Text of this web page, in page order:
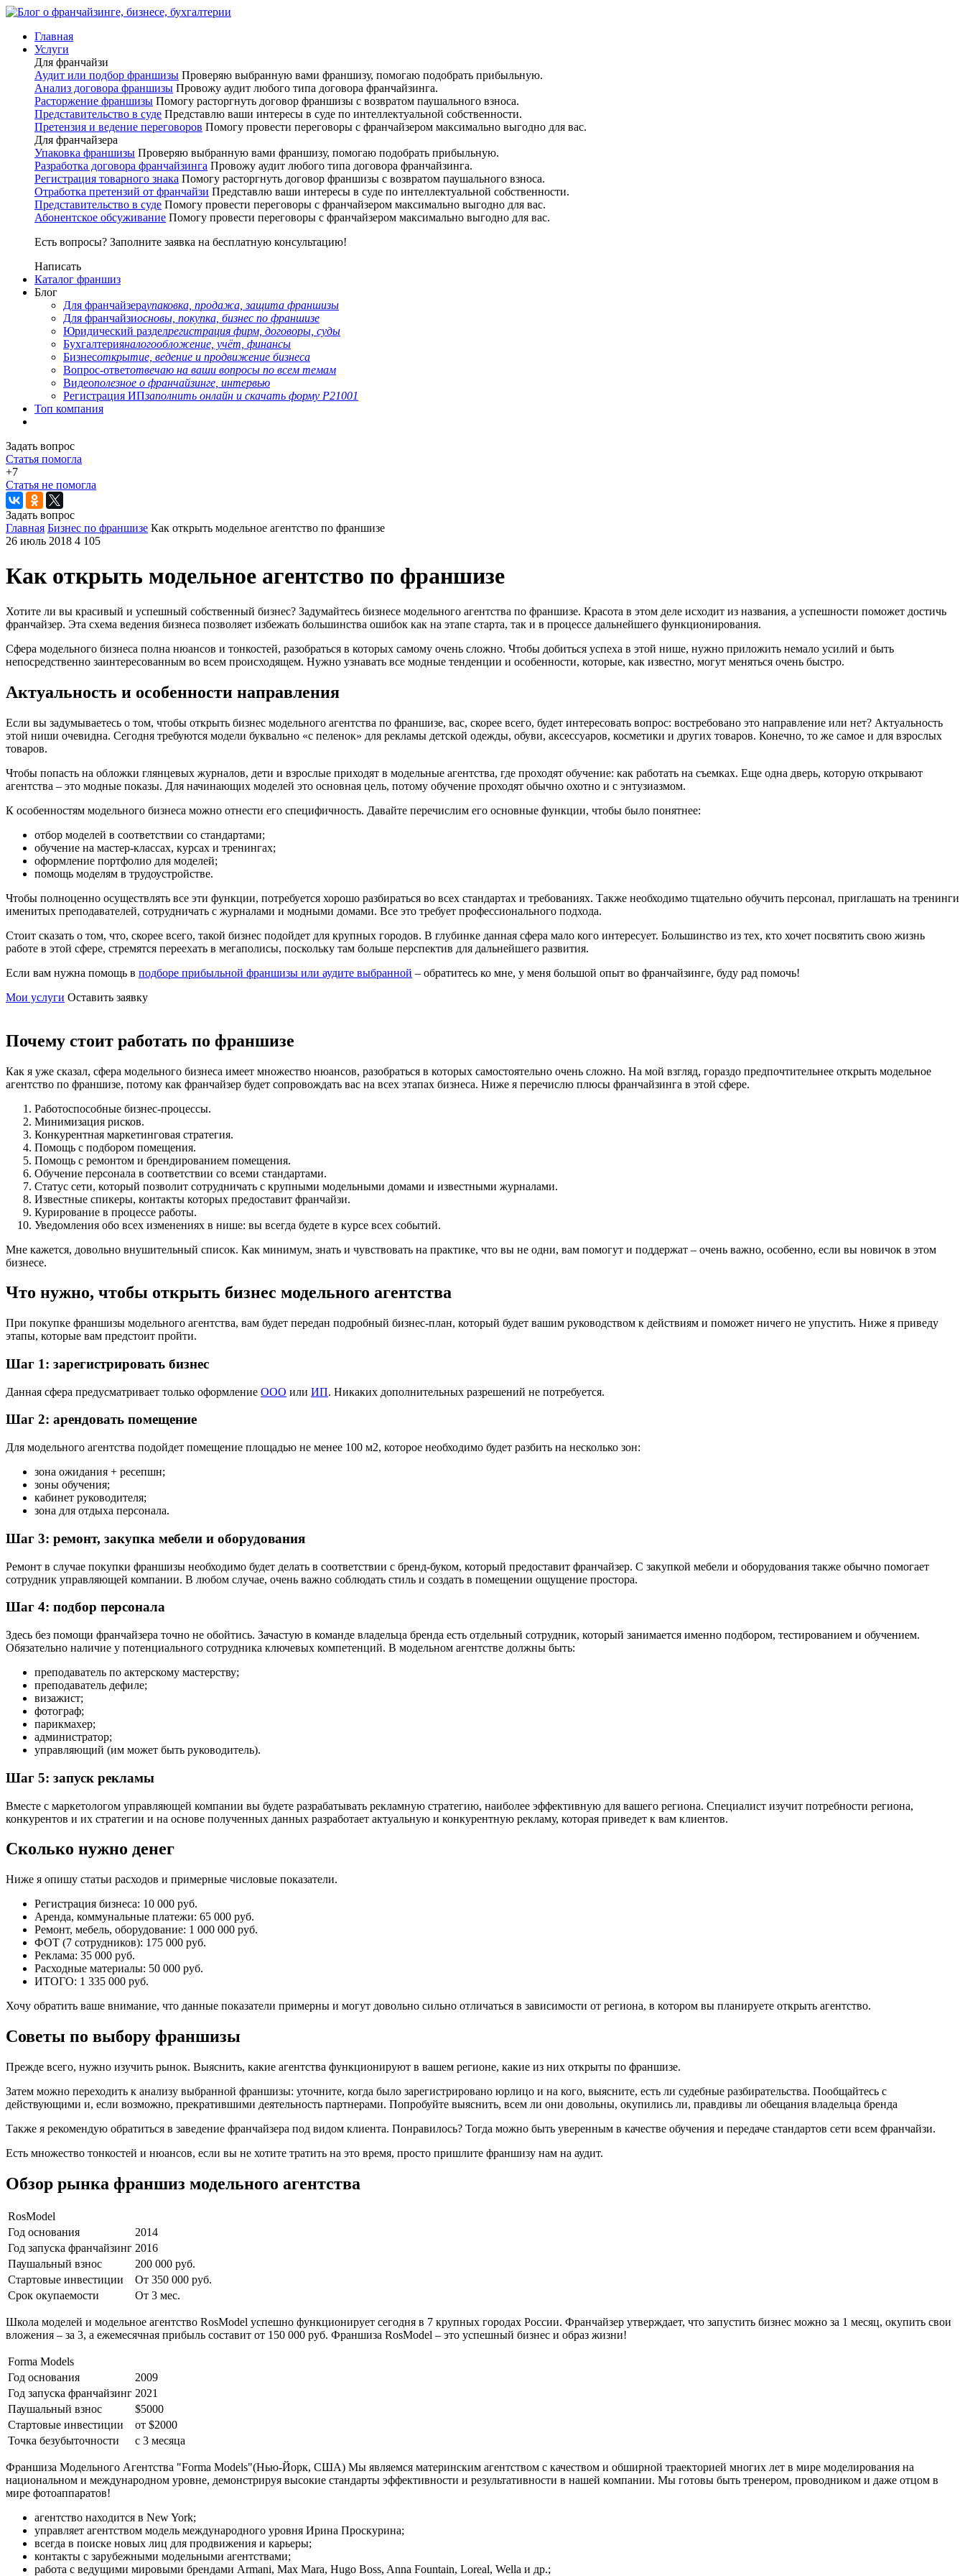
Главная
Услуги
Для франчайзи
Аудит или подбор франшизы Проверяю выбранную вами франшизу, помогаю подобрать прибыльную.
Анализ договора франшизы Провожу аудит любого типа договора франчайзинга.
Расторжение франшизы Помогу расторгнуть договор франшизы с возвратом паушального взноса.
Представительство в суде Представлю ваши интересы в суде по интеллектуальной собственности.
Претензия и ведение переговоров Помогу провести переговоры с франчайзером максимально выгодно для вас.
Для франчайзера
Упаковка франшизы Проверяю выбранную вами франшизу, помогаю подобрать прибыльную.
Разработка договора франчайзинга Провожу аудит любого типа договора франчайзинга.
Регистрация товарного знака Помогу расторгнуть договор франшизы с возвратом паушального взноса.
Отработка претензий от франчайзи Представлю ваши интересы в суде по интеллектуальной собственности.
Представительство в суде Помогу провести переговоры с франчайзером максимально выгодно для вас.
Абонентское обсуживание Помогу провести переговоры с франчайзером максимально выгодно для вас.
Есть вопросы? Заполните заявка на бесплатную консультацию!
Написать
Каталог франшиз
Блог
Для франчайзераупаковка, продажа, защита франшизы
Для франчайзиосновы, покупка, бизнес по франшизе
Юридический разделрегистрация фирм, договоры, суды
Бухгалтерияналогообложение, учёт, финансы
Бизнесоткрытие, ведение и продвижение бизнеса
Вопрос-ответотвечаю на ваши вопросы по всем темам
Видеополезное о франчайзинге, интервью
Регистрация ИПзаполнить онлайн и скачать форму Р21001
Топ компания
Задать вопрос
Статья помогла
+7
Статья не помогла
Задать вопрос
Главная Бизнес по франшизе Как открыть модельное агентство по франшизе
26 июль 2018 4 105
Как открыть модельное агентство по франшизе
Хотите ли вы красивый и успешный собственный бизнес? Задумайтесь бизнесе модельного агентства по франшизе. Красота в этом деле исходит из названия, а успешности поможет достичь
франчайзер. Эта схема ведения бизнеса позволяет избежать большинства ошибок как на этапе старта, так и в процессе дальнейшего функционирования.
Сфера модельного бизнеса полна нюансов и тонкостей, разобраться в которых самому очень сложно. Чтобы добиться успеха в этой нише, нужно приложить немало усилий и быть
непосредственно заинтересованным во всем происходящем. Нужно узнавать все модные тенденции и особенности, которые, как известно, могут меняться очень быстро.
Актуальность и особенности направления
Если вы задумываетесь о том, чтобы открыть бизнес модельного агентства по франшизе, вас, скорее всего, будет интересовать вопрос: востребовано это направление или нет? Актуальность
этой ниши очевидна. Сегодня требуются модели буквально «с пеленок» для рекламы детской одежды, обуви, аксессуаров, косметики и других товаров. Конечно, то же самое и для взрослых
товаров.
Чтобы попасть на обложки глянцевых журналов, дети и взрослые приходят в модельные агентства, где проходят обучение: как работать на съемках. Еще одна дверь, которую открывают
агентства – это модные показы. Для начинающих моделей это основная цель, потому обучение проходят обычно охотно и с энтузиазмом.
К особенностям модельного бизнеса можно отнести его специфичность. Давайте перечислим его основные функции, чтобы было понятнее:
отбор моделей в соответствии со стандартами;
обучение на мастер-классах, курсах и тренингах;
оформление портфолио для моделей;
помощь моделям в трудоустройстве.
Чтобы полноценно осуществлять все эти функции, потребуется хорошо разбираться во всех стандартах и требованиях. Также необходимо тщательно обучить персонал, приглашать на тренинги
именитых преподавателей, сотрудничать с журналами и модными домами. Все это требует профессионального подхода.
Стоит сказать о том, что, скорее всего, такой бизнес подойдет для крупных городов. В глубинке данная сфера мало кого интересует. Большинство из тех, кто хочет посвятить свою жизнь
работе в этой сфере, стремятся переехать в мегаполисы, поскольку там больше перспектив для дальнейшего развития.
Если вам нужна помощь в подборе прибыльной франшизы или аудите выбранной – обратитесь ко мне, у меня большой опыт во франчайзинге, буду рад помочь!
Мои услуги Оставить заявку
Почему стоит работать по франшизе
Как я уже сказал, сфера модельного бизнеса имеет множество нюансов, разобраться в которых самостоятельно очень сложно. На мой взгляд, гораздо предпочтительнее открыть модельное
агентство по франшизе, потому как франчайзер будет сопровождать вас на всех этапах бизнеса. Ниже я перечислю плюсы франчайзинга в этой сфере.
Работоспособные бизнес-процессы.
Минимизация рисков.
Конкурентная маркетинговая стратегия.
Помощь с подбором помещения.
Помощь с ремонтом и брендированием помещения.
Обучение персонала в соответствии со всеми стандартами.
Статус сети, который позволит сотрудничать с крупными модельными домами и известными журналами.
Известные спикеры, контакты которых предоставит франчайзи.
Курирование в процессе работы.
Уведомления обо всех изменениях в нише: вы всегда будете в курсе всех событий.
Мне кажется, довольно внушительный список. Как минимум, знать и чувствовать на практике, что вы не одни, вам помогут и поддержат – очень важно, особенно, если вы новичок в этом
бизнесе.
Что нужно, чтобы открыть бизнес модельного агентства
При покупке франшизы модельного агентства, вам будет передан подробный бизнес-план, который будет вашим руководством к действиям и поможет ничего не упустить. Ниже я приведу
этапы, которые вам предстоит пройти.
Шаг 1: зарегистрировать бизнес
Данная сфера предусматривает только оформление ООО или ИП. Никаких дополнительных разрешений не потребуется.
Шаг 2: арендовать помещение
Для модельного агентства подойдет помещение площадью не менее 100 м2, которое необходимо будет разбить на несколько зон:
зона ожидания + ресепшн;
зоны обучения;
кабинет руководителя;
зона для отдыха персонала.
Шаг 3: ремонт, закупка мебели и оборудования
Ремонт в случае покупки франшизы необходимо будет делать в соответствии с бренд-буком, который предоставит франчайзер. С закупкой мебели и оборудования также обычно помогает
сотрудник управляющей компании. В любом случае, очень важно соблюдать стиль и создать в помещении ощущение простора.
Шаг 4: подбор персонала
Здесь без помощи франчайзера точно не обойтись. Зачастую в команде владельца бренда есть отдельный сотрудник, который занимается именно подбором, тестированием и обучением.
Обязательно наличие у потенциального сотрудника ключевых компетенций. В модельном агентстве должны быть:
преподаватель по актерскому мастерству;
преподаватель дефиле;
визажист;
фотограф;
парикмахер;
администратор;
управляющий (им может быть руководитель).
Шаг 5: запуск рекламы
Вместе с маркетологом управляющей компании вы будете разрабатывать рекламную стратегию, наиболее эффективную для вашего региона. Специалист изучит потребности региона,
конкурентов и их стратегии и на основе полученных данных разработает актуальную и конкурентную рекламу, которая приведет к вам клиентов.
Сколько нужно денег
Ниже я опишу статьи расходов и примерные числовые показатели.
Регистрация бизнеса: 10 000 руб.
Аренда, коммунальные платежи: 65 000 руб.
Ремонт, мебель, оборудование: 1 000 000 руб.
ФОТ (7 сотрудников): 175 000 руб.
Реклама: 35 000 руб.
Расходные материалы: 50 000 руб.
ИТОГО: 1 335 000 руб.
Хочу обратить ваше внимание, что данные показатели примерны и могут довольно сильно отличаться в зависимости от региона, в котором вы планируете открыть агентство.
Советы по выбору франшизы
Прежде всего, нужно изучить рынок. Выяснить, какие агентства функционируют в вашем регионе, какие из них открыты по франшизе.
Затем можно переходить к анализу выбранной франшизы: уточните, когда было зарегистрировано юрлицо и на кого, выясните, есть ли судебные разбирательства. Пообщайтесь с
действующими и, если возможно, прекратившими деятельность партнерами. Попробуйте выяснить, всем ли они довольны, окупились ли, правдивы ли обещания владельца бренда
Также я рекомендую обратиться в заведение франчайзера под видом клиента. Понравилось? Тогда можно быть уверенным в качестве обучения и передаче стандартов сети всем франчайзи.
Есть множество тонкостей и нюансов, если вы не хотите тратить на это время, просто пришлите франшизу нам на аудит.
Обзор рынка франшиз модельного агентства
RosModel
Год основания
2014
Год запуска франчайзинг 2016
Паушальный взнос
200 000 руб.
Стартовые инвестиции
От 350 000 руб.
Срок окупаемости
От 3 мес.
Школа моделей и модельное агентство RosModel успешно функционирует сегодня в 7 крупных городах России. Франчайзер утверждает, что запустить бизнес можно за 1 месяц, окупить свои
вложения – за 3, а ежемесячная прибыль составит от 150 000 руб. Франшиза RosModel – это успешный бизнес и образ жизни!
Forma Models
Год основания
2009
Год запуска франчайзинг 2021
Паушальный взнос
$5000
Стартовые инвестиции
от $2000
Точка безубыточности
с 3 месяца
Франшиза Модельного Агентства "Forma Models"(Нью-Йорк, США) Мы являемся материнским агентством с качеством и обширной траекторией многих лет в мире моделирования на
национальном и международном уровне, демонстрируя высокие стандарты эффективности и результативности в нашей компании. Мы готовы быть тренером, проводником и даже отцом в
мире фотоаппаратов!
агентство находится в New York;
управляет агентством модель международного уровня Ирина Проскурина;
всегда в поиске новых лиц для продвижения и карьеры;
контакты с зарубежными модельными агентствами;
работа с ведущими мировыми брендами Armani, Max Mara, Hugo Boss, Anna Fountain, Loreal, Wella и др.;